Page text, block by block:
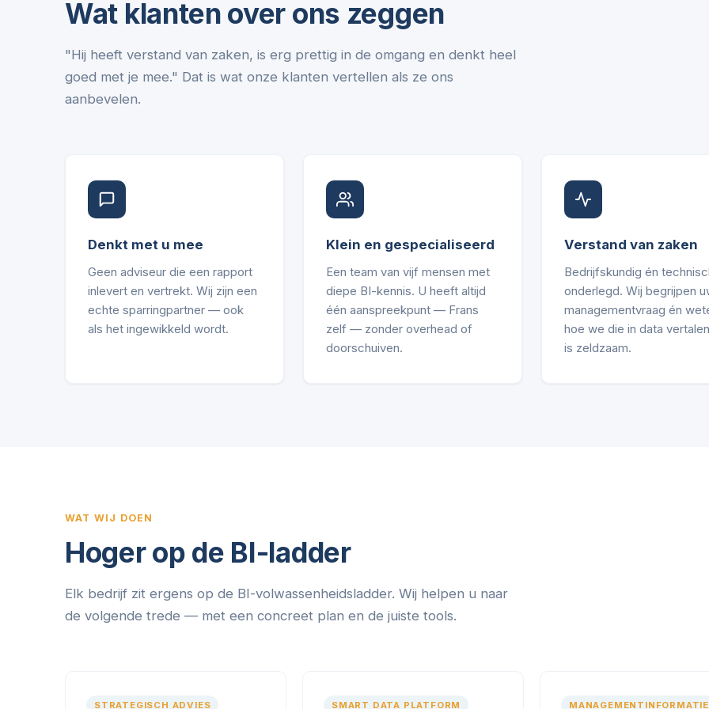
Wat klanten over ons zeggen
"Hij heeft verstand van zaken, is erg prettig in de omgang en denkt heel
goed met je mee." Dat is wat onze klanten vertellen als ze ons
aanbevelen.
Denkt met u mee
Geen adviseur die een rapport
inlevert en vertrekt. Wij zijn een
echte sparringpartner — ook
als het ingewikkeld wordt.
Klein en gespecialiseerd
Een team van vijf mensen met
diepe BI-kennis. U heeft altijd
één aanspreekpunt — Frans
zelf — zonder overhead of
doorschuiven.
Verstand van zaken
Bedrijfskundig én
onderlegd. Wij begrijpen
managementvraag én
hoe we die in data
is zeldzaam.
WAT WIJ DOEN
Hoger op de BI-ladder
Elk bedrijf zit ergens op de BI-volwassenheidsladder. Wij helpen u naar
de volgende trede — met een concreet plan en de juiste tools.
STRATEGISCH ADVIES SMART DATA PLATFORM MANAGEMENTINFORMATIE